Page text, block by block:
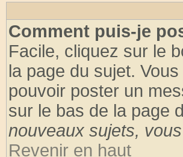
Comment puis-je
Facile, cliquez sur le
la page du sujet.
pouvoir poster un
sur le bas de la page
nouveaux sujets,
Revenir en haut